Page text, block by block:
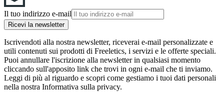
Il tuo indirizzo e-mail
Ricevi la newsletter
Iscrivendoti alla nostra newsletter, riceverai e-mail personalizzate e
utili contenuti sui prodotti di Freeletics, i servizi e le offerte speciali.
Puoi annullare l'iscrizione alla newsletter in qualsiasi momento
cliccando sull'apposito link che trovi in ogni e-mail che ti inviamo.
Leggi di più al riguardo e scopri come gestiamo i tuoi dati personali
nella nostra Informativa sulla privacy.